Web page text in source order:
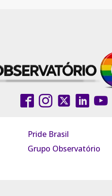
Pride Brasil
Grupo Observatório